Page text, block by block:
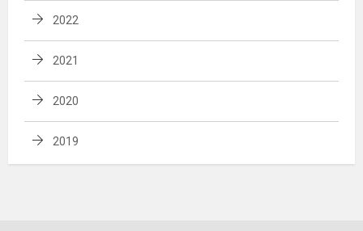
2022
2021
2020
2019